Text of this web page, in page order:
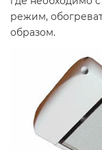
режим,
образом.